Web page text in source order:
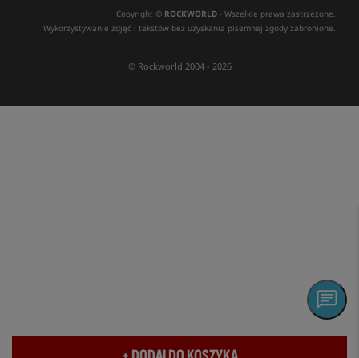
Copyright © ROCKWORLD - Wszelkie prawa zastrzeżone.
Wykorzystywanie zdjęć i tekstów bez uzyskania pisemnej zgody zabronione.
© Rockworld 2004 - 2026